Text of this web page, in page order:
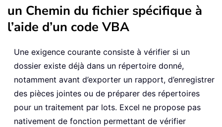
un Chemin du fichier spécifique à
l’aide d’un code VBA
Une exigence courante consiste à vérifier si un
dossier existe déjà dans un répertoire donné,
notamment avant d’exporter un rapport, d’enregistrer
des pièces jointes ou de préparer des répertoires
pour un traitement par lots. Excel ne propose pas
nativement de fonction permettant de vérifier